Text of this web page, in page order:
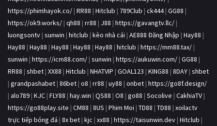
https://phimhayok.co/ | RR88 | Hitclub | 789Club | ck444| GG88 |
https://ok9.works/ | qh88 | rr88 | J88 | https://gavangtv.llc/ |
luongsontv | sunwin | hitclub | kèo nhà cái | AE888 Đăng Nhập | Hay88 |
Hay88 | Hay88 | Hay88 | Hay88 | Hay88 | hitclub | https://mm88.tax/ |
sunwin | https://icm88.com/ | sunwin | https://aukuwin.com/ | GG88 |
RR88 | shbet | XX88 | Hitclub | NHATVIP | GOAL123 | KING88 | 8DAY | shbet
| grandpashabet | 86bet | o8 | rr88 | uy88 | onbet | https://go8f.design/
| alo789 | KJC | FLY88 | hay.win | QS88 | O8 | go88 | Socolive | CakhiaTV |
https://go88play.site | CM88 | 8US | Phim Moi | TD88 | TD88 | xoilactv
trực tiếp bóng đá | 8x bet | kjc | xx88 | https://taisunwin.dev | Hitclub |